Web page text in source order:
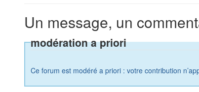
Un message, un
modération a priori
Ce forum est modéré a priori : votre contribution